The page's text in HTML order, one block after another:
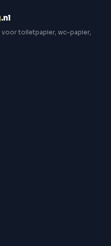
.nl
toiletpapier, wc-papier,